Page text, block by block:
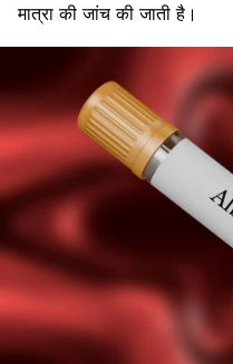
मात्रा की जांच की जाती है।